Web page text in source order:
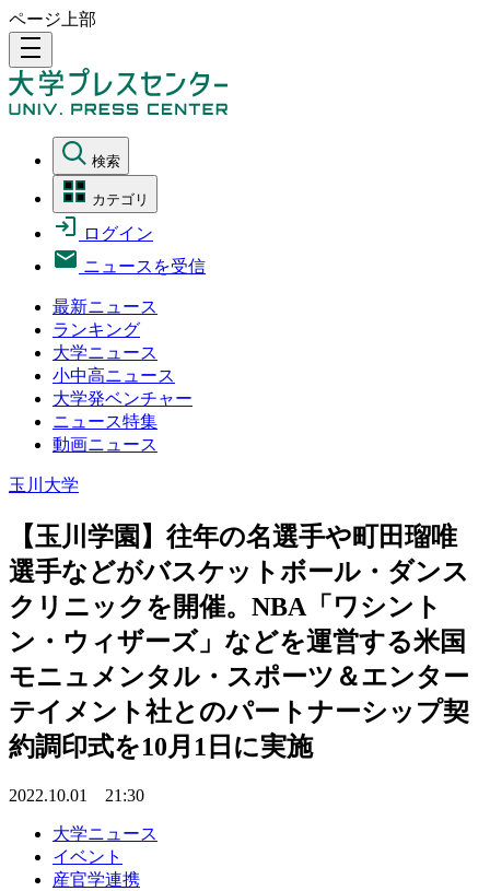
ページ上部
density_medium
検索
カテゴリ
ログイン
ニュースを受信
最新ニュース
ランキング
大学ニュース
小中高ニュース
大学発ベンチャー
ニュース特集
動画ニュース
玉川大学
【玉川学園】往年の名選手や町田瑠唯
選手などがバスケットボール・ダンス
クリニックを開催。NBA「ワシント
ン・ウィザーズ」などを運営する米国
モニュメンタル・スポーツ＆エンター
テイメント社とのパートナーシップ契
約調印式を10月1日に実施
2022.10.01 21:30
大学ニュース
イベント
産官学連携